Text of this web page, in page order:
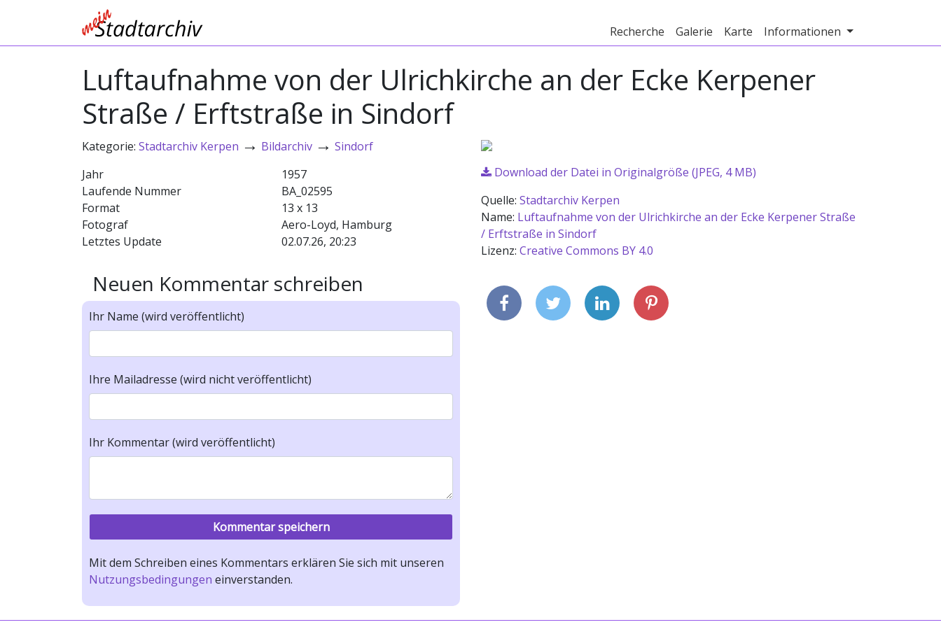
Recherche Galerie Karte Informationen
Luftaufnahme von der Ulrichkirche an der Ecke Kerpener
Straße / Erftstraße in Sindorf
Kategorie: Stadtarchiv Kerpen → Bildarchiv → Sindorf
Jahr
1957
Laufende Nummer
BA_02595
Format
13 x 13
Fotograf
Aero-Loyd, Hamburg
Letztes Update
02.07.26, 20:23
Neuen Kommentar schreiben
Ihr Name (wird veröffentlicht)
Ihre Mailadresse (wird nicht veröffentlicht)
Ihr Kommentar (wird veröffentlicht)
Mit dem Schreiben eines Kommentars erklären Sie sich mit unseren
Nutzungsbedingungen einverstanden.
Download der Datei in Originalgröße (JPEG, 4 MB)
Quelle: Stadtarchiv Kerpen
Name: Luftaufnahme von der Ulrichkirche an der Ecke Kerpener Straße
/ Erftstraße in Sindorf
Lizenz: Creative Commons BY 4.0